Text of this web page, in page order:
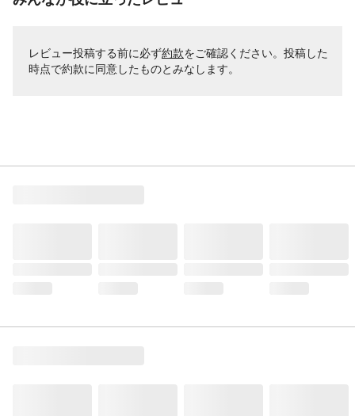
レビュー投稿する前に必ず約款をご確認ください。投稿した
時点で約款に同意したものとみなします。